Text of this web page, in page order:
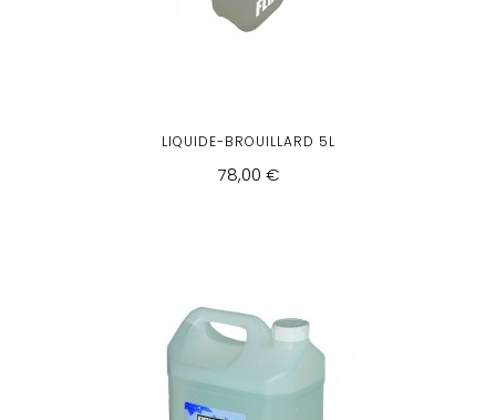
LIQUIDE-BROUILLARD 5L
78,00 €